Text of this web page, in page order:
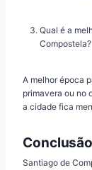
Qual é a
Compostela?
A melhor época
primavera ou no
a cidade fica
Conclusão
Santiago de